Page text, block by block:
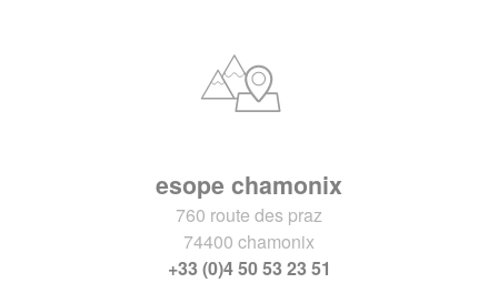
esope chamonix
760 route des praz
74400 chamonix
+33 (0)4 50 53 23 51